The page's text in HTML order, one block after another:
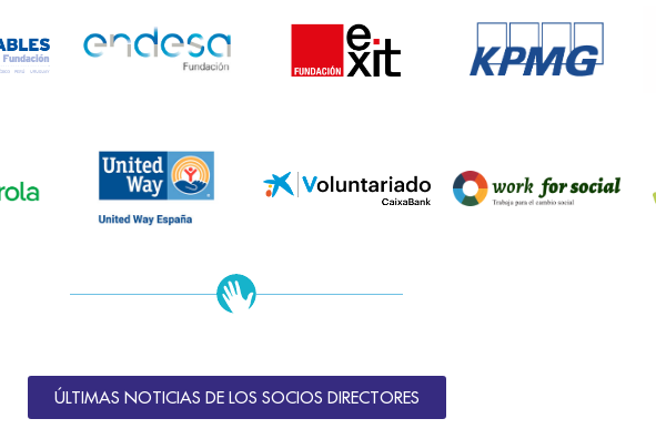
ÚLTIMAS NOTICIAS DE LOS SOCIOS DIRECTORES